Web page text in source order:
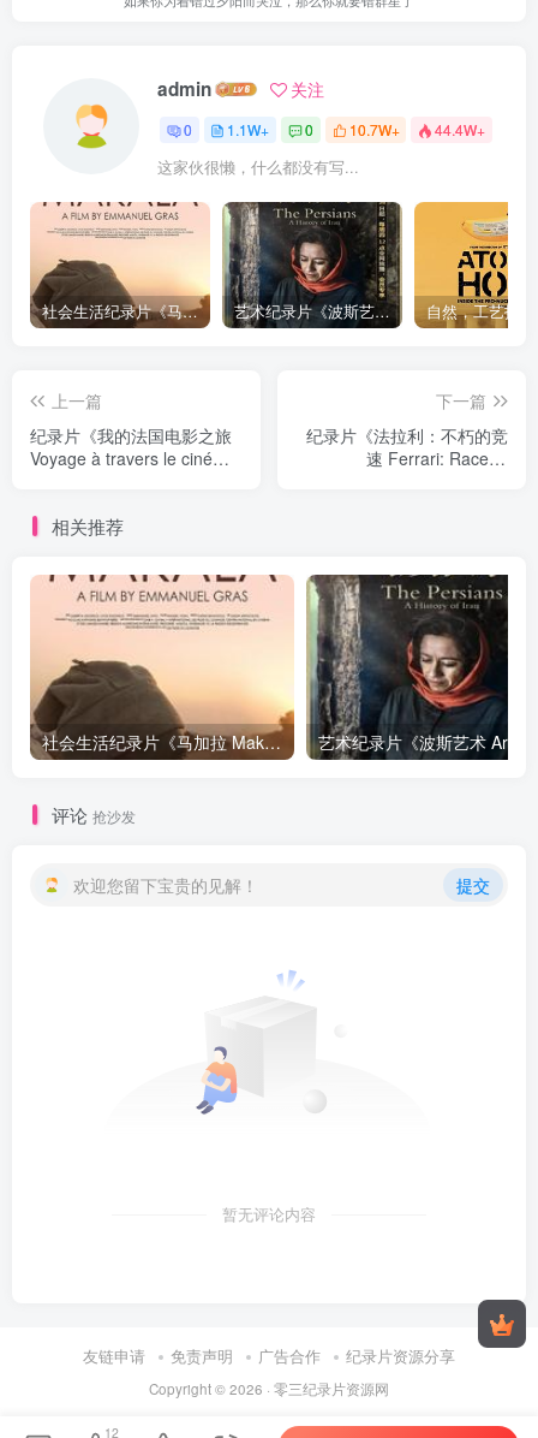
admin 关注
0 1.1W+ 0 10.7W+ 44.4W+
这家伙很懒，什么都没有写...
社会生活纪录片《马加拉 Makala》下载 艺术纪录片《波斯艺术 Art of Persia》下载
上一篇
纪录片《我的法国电影之旅
Voyage à travers le cinéma
下一篇
纪录片《法拉利：不朽的竞
速 Ferrari: Race to
相关推荐
社会生活纪录片《马加拉 Makala》下载
评论 抢沙发
欢迎您留下宝贵的见解！ 提交
暂无评论内容
友链申请 免责声明 广告合作 纪录片资源分享
Copyright © 2026 · 零三纪录片资源网
12